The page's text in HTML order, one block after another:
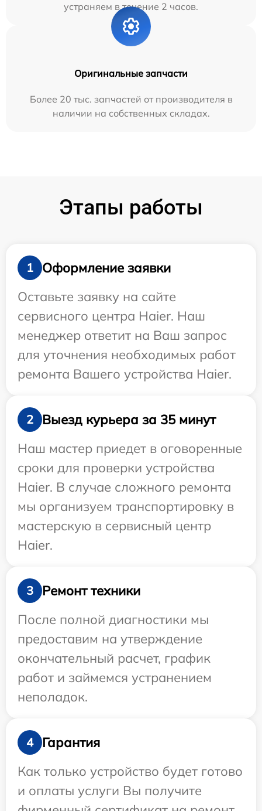
устраняем в течение 2 часов.
Оригинальные запчасти
Более 20 тыс. запчастей от производителя в
наличии на собственных складах.
Этапы работы
1
Оформление заявки
Оставьте заявку на сайте
сервисного центра Haier. Наш
менеджер ответит на Ваш запрос
для уточнения необходимых работ
ремонта Вашего устройства Haier.
2
Выезд курьера за 35 минут
Наш мастер приедет в оговоренные
сроки для проверки устройства
Haier. В случае сложного ремонта
мы организуем транспортировку в
мастерскую в сервисный центр
Haier.
3
Ремонт техники
После полной диагностики мы
предоставим на утверждение
окончательный расчет, график
работ и займемся устранением
неполадок.
4
Гарантия
Как только устройство будет готово
и оплаты услуги Вы получите